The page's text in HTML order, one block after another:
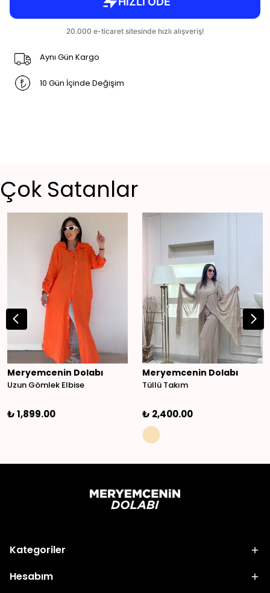
Aynı Gün Kargo
10 Gün İçinde Değişim
Çok Satanlar
Meryemcenin Dolabı
Uzun Gömlek Elbise
₺ 1,899.00
Meryemcenin Dolabı
Tüllü Takım
₺ 2,400.00
Kategoriler
Hesabım